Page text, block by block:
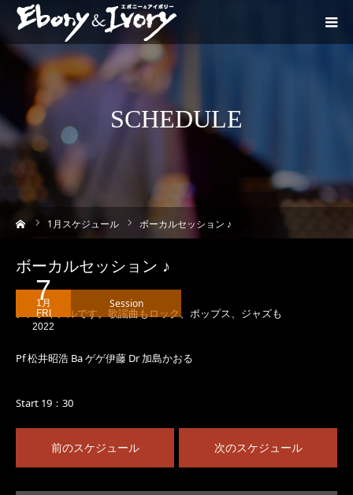
SCHEDULE
1 月スケジュール ボーカルセッション ♪
ボーカルセッション ♪
1月
7
FRI
2022
Session
ノンジャンルです。歌謡曲もロック、ポップス、ジャズも
Pf 松井昭浩 Ba ゲゲ伊藤 Dr 加島かおる
Start 19：30
前のスケジュール 次のスケジュール